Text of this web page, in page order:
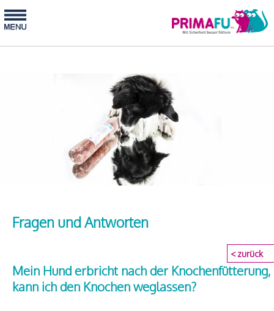
Fragen und Antworten
< zurück
Mein Hund erbricht nach der Knochenfütterung,
kann ich den Knochen weglassen?